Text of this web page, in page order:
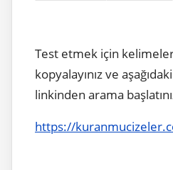
Test etmek için
kopyalayınız ve
linkinden arama
https://